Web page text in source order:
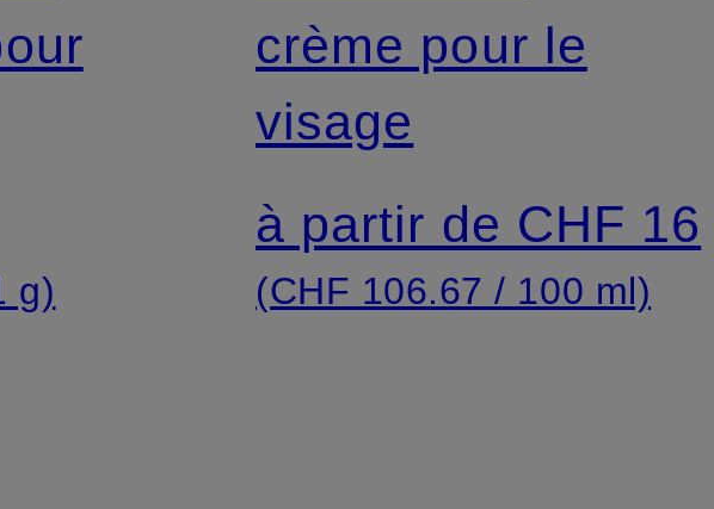
g)
CRÈME
HYDRO
PLUMP
WATER
crème pour le
visage
à partir de CHF 16
(CHF 106.67 / 100 ml)